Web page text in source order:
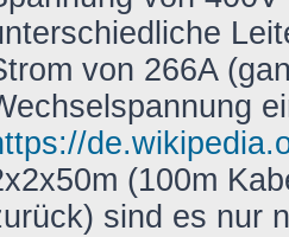
von 266A
(100m
sind es nur